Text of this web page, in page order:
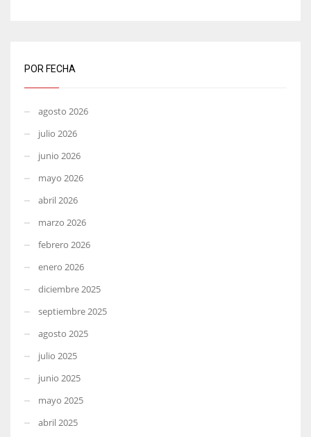
POR FECHA
agosto 2026
julio 2026
junio 2026
mayo 2026
abril 2026
marzo 2026
febrero 2026
enero 2026
diciembre 2025
septiembre 2025
agosto 2025
julio 2025
junio 2025
mayo 2025
abril 2025